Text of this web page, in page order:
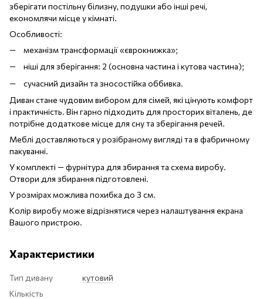
зберігати постільну білизну, подушки або інші речі,
економлячи місце у кімнаті.
Особливості:
механізм трансформації «єврокнижка»;
ніші для зберігання: 2 (основна частина і кутова частина);
сучасний дизайн та зносостійка оббивка.
Диван стане чудовим вибором для сімей, які цінують комфорт
і практичність. Він гарно підходить для просторих віталень, де
потрібне додаткове місце для сну та зберігання речей.
Меблі доставляються у розібраному вигляді та в фабричному
пакуванні.
У комплекті — фурнітура для збирання та схема виробу.
Отвори для збирання підготовлені.
У розмірах можлива похибка до 3 см.
Колір виробу може відрізнятися через налаштування екрана
Вашого пристрою.
Характеристики
Тип дивану
кутовий
Кількість